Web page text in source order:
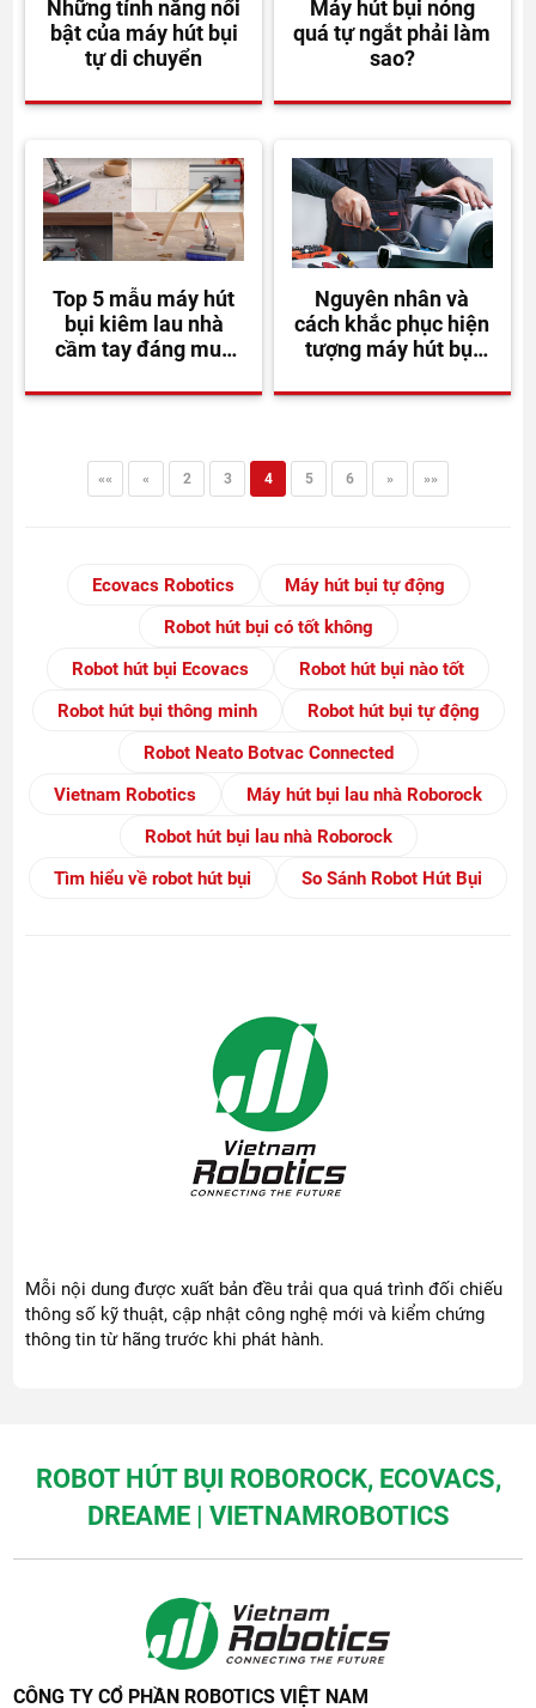
Những tính năng nổi
bật của máy hút bụi
tự di chuyển
Máy hút bụi nóng
quá tự ngắt phải làm
sao?
Top 5 mẫu máy hút
bụi kiêm lau nhà
cầm tay đáng mua
Nguyên nhân và
cách khắc phục hiện
tượng máy hút bụi
«« « 2 3 4 5 6 » »»
Ecovacs Robotics
Máy hút bụi tự động
Robot hút bụi có tốt không
Robot hút bụi Ecovacs
Robot hút bụi nào tốt
Robot hút bụi thông minh
Robot hút bụi tự động
Robot Neato Botvac Connected
Vietnam Robotics
Máy hút bụi lau nhà Roborock
Robot hút bụi lau nhà Roborock
Tìm hiểu về robot hút bụi
So Sánh Robot Hút Bụi
Mỗi nội dung được xuất bản đều trải qua quá trình đối chiếu
thông số kỹ thuật, cập nhật công nghệ mới và kiểm chứng
thông tin từ hãng trước khi phát hành.
ROBOT HÚT BỤI ROBOROCK, ECOVACS,
DREAME | VIETNAMROBOTICS
CÔNG TY CỔ PHẦN ROBOTICS VIỆT NAM